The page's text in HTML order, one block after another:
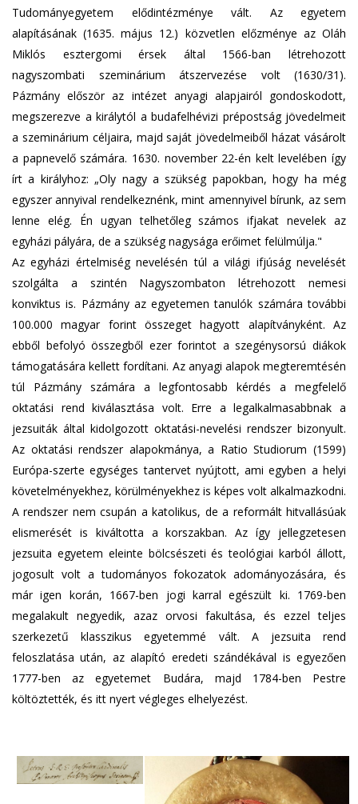
Tudományegyetem elődintézménye vált. Az egyetem
alapításának (1635. május 12.) közvetlen előzménye az Oláh
Miklós esztergomi érsek által 1566-ban létrehozott
nagyszombati szeminárium átszervezése volt (1630/31).
Pázmány először az intézet anyagi alapjairól gondoskodott,
megszerezve a királytól a budafelhévizi prépostság jövedelmeit
a szeminárium céljaira, majd saját jövedelmeiből házat vásárolt
a papnevelő számára. 1630. november 22-én kelt levelében így
írt a királyhoz: „Oly nagy a szükség papokban, hogy ha még
egyszer annyival rendelkeznénk, mint amennyivel bírunk, az sem
lenne elég. Én ugyan telhetőleg számos ifjakat nevelek az
egyházi pályára, de a szükség nagysága erőimet felülmúlja."
Az egyházi értelmiség nevelésén túl a világi ifjúság nevelését
szolgálta a szintén Nagyszombaton létrehozott nemesi
konviktus is. Pázmány az egyetemen tanulók számára további
100.000 magyar forint összeget hagyott alapítványként. Az
ebből befolyó összegből ezer forintot a szegénysorsú diákok
támogatására kellett fordítani. Az anyagi alapok megteremtésén
túl Pázmány számára a legfontosabb kérdés a megfelelő
oktatási rend kiválasztása volt. Erre a legalkalmasabbnak a
jezsuiták által kidolgozott oktatási-nevelési rendszer bizonyult.
Az oktatási rendszer alapokmánya, a Ratio Studiorum (1599)
Európa-szerte egységes tantervet nyújtott, ami egyben a helyi
követelményekhez, körülményekhez is képes volt alkalmazkodni.
A rendszer nem csupán a katolikus, de a reformált hitvallásúak
elismerését is kiváltotta a korszakban. Az így jellegzetesen
jezsuita egyetem eleinte bölcsészeti és teológiai karból állott,
jogosult volt a tudományos fokozatok adományozására, és
már igen korán, 1667-ben jogi karral egészült ki. 1769-ben
megalakult negyedik, azaz orvosi fakultása, és ezzel teljes
szerkezetű klasszikus egyetemmé vált. A jezsuita rend
feloszlatása után, az alapító eredeti szándékával is egyezően
1777-ben az egyetemet Budára, majd 1784-ben Pestre
költöztették, és itt nyert végleges elhelyezést.